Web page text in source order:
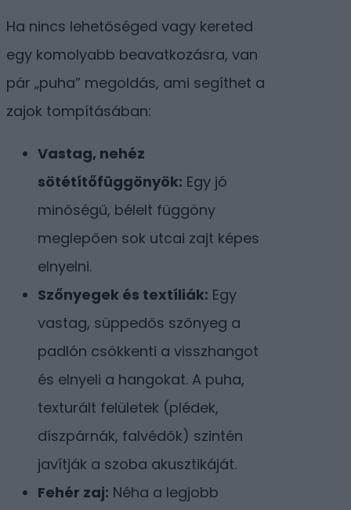
Ha nincs lehetőséged vagy kereted
egy komolyabb beavatkozásra, van
pár „puha” megoldás, ami segíthet a
zajok tompításában:
Vastag, nehéz
sötétítőfüggönyök: Egy jó
minőségű, bélelt függöny
meglepően sok utcai zajt képes
elnyelni.
Szőnyegek és textíliák: Egy
vastag, süppedős szőnyeg a
padlón csökkenti a visszhangot
és elnyeli a hangokat. A puha,
texturált felületek (plédek,
díszpárnák, falvédők) szintén
javítják a szoba akusztikáját.
Fehér zaj: Néha a legjobb